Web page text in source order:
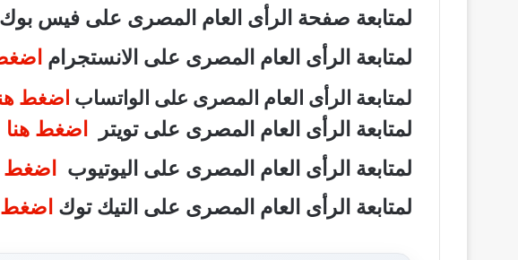
لمتابعة صفحة الرأى العام المصرى على فيس بوك
لمتابعة الرأى العام المصرى على الانستجرام
لمتابعة الرأى العام المصرى على الواتساب اضغط
لمتابعة الرأى العام المصرى على تويتر
اضغط هنا
لمتابعة الرأى العام المصرى على اليوتيوب اضغط
لمتابعة الرأى العام المصرى على التيك توك اضغط